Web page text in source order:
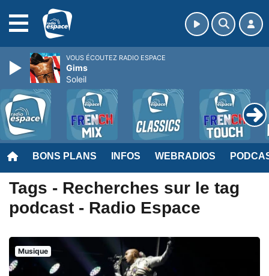
BONS PLANS INFOS WEBRADIOS
Tags - Recherches sur le tag
podcast - Radio Espace
Musique
VOUS ÉCOUTEZ RADIO ESPACE
Gims
Soleil